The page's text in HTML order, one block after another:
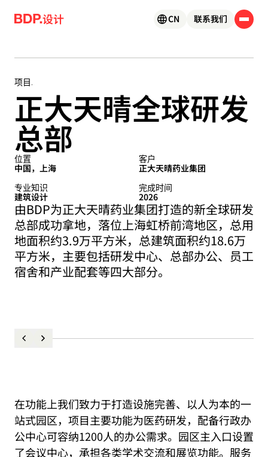
Skip to content
设计 联系我们
CN
项目.
正大天晴全球研发
总部
位置
中国，上海 客户
正大天晴药业集团
专业知识
建筑设计 完成时间
2026
由BDP为正大天晴药业集团打造的新全球研发
总部成功拿地，落位上海虹桥前湾地区，总用
地面积约3.9万平方米，总建筑面积约18.6万
平方米，主要包括研发中心、总部办公、员工
宿舍和产业配套等四大部分。
在功能上我们致力于打造设施完善、以人为本的一
站式园区，项目主要功能为医药研发，配备行政办
公中心可容纳1200人的办公需求。园区主入口设置